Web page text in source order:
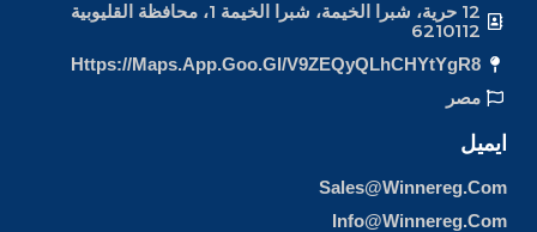
12 حرية، شبرا الخيمة، شبرا الخيمة 1، محافظة القليوبية
6210112
Https://maps.app.goo.gl/v9ZEQyQLhCHYtYgR8
مصر
ايميل
Sales@winnereg.com
Info@winnereg.com